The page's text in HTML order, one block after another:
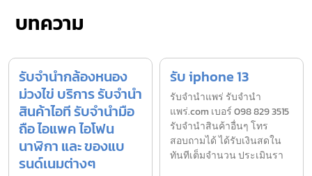
บทความ
รับจำนำกล้องหนอง
ม่วงไข่ บริการ รับจำนำ
สินค้าไอที รับจำนำมือ
ถือ ไอแพค ไอโฟน
นาฬิกา และ ของแบ
รนด์เนมต่างๆ
รับ iphone 13
รับจํานำแพร่ รับจํานํา
แพร่.com เบอร์ 098 829 3515
รับจำนำสินค้าอื่นๆ โทร
สอบถามได้ ได้รับเงินสดใน
ทันทีเต็มจำนวน ประเมินรา